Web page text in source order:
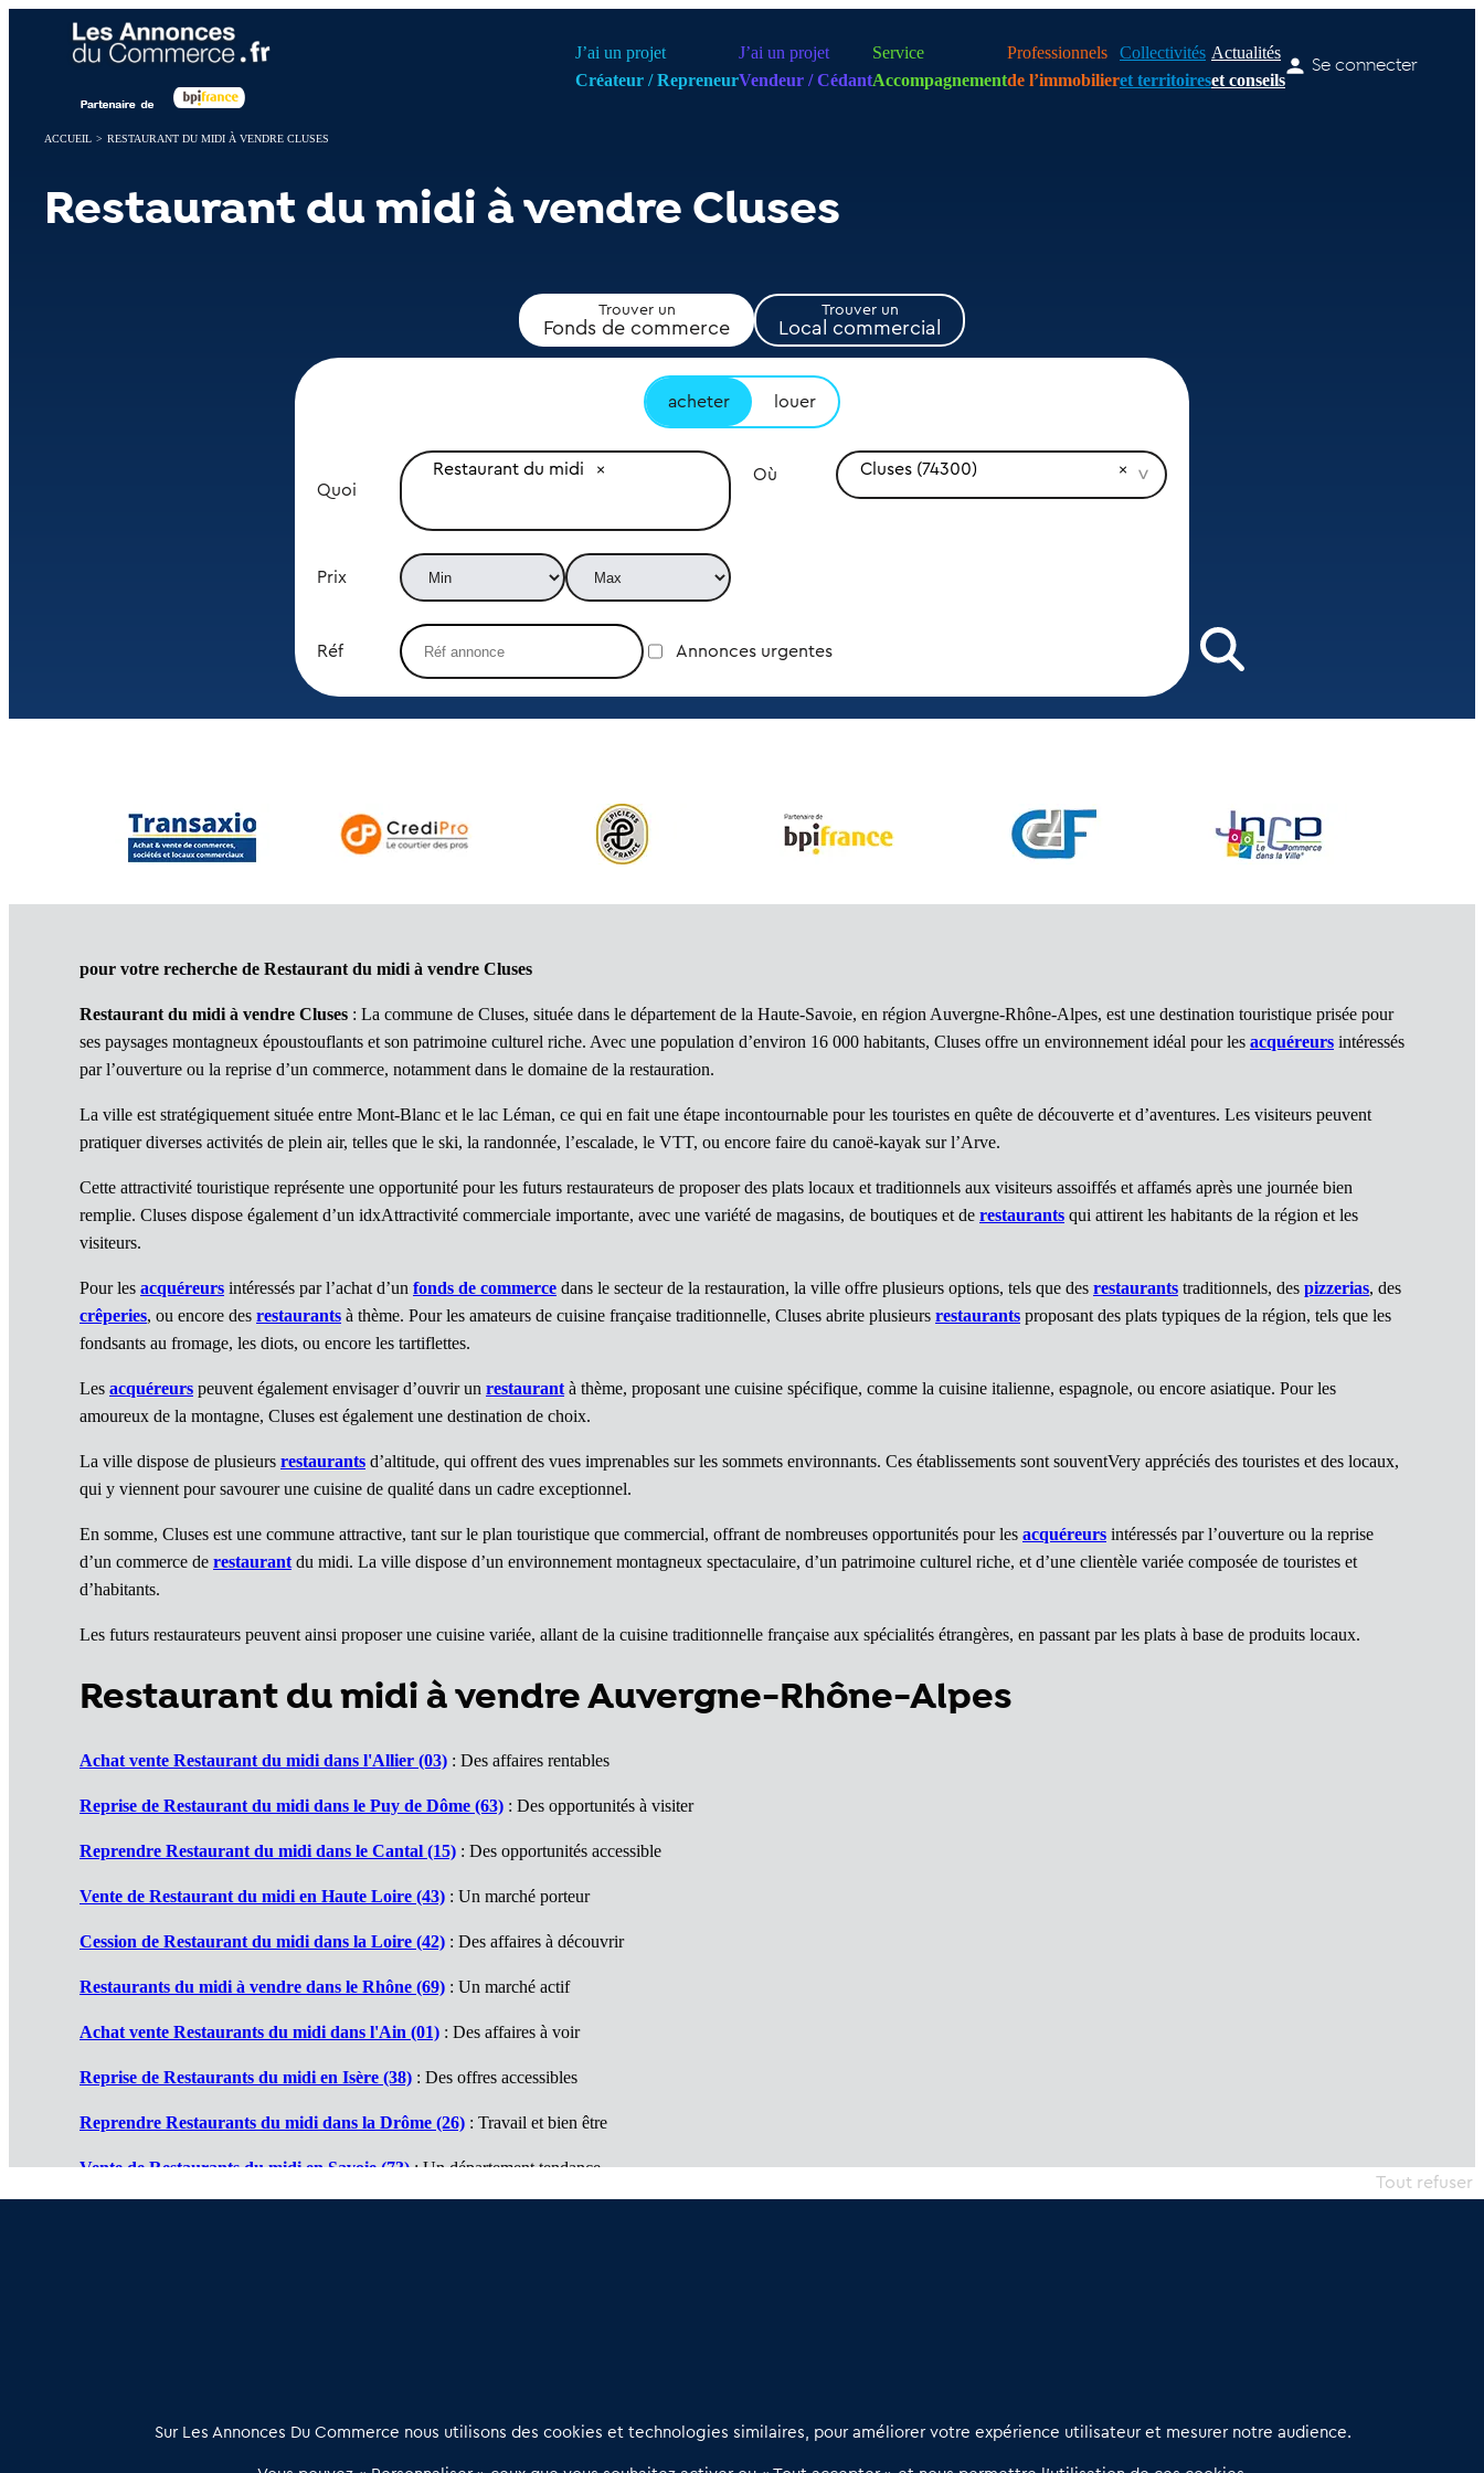
J’ai un projet
Créateur / Repreneur
J’ai un projet
Vendeur / Cédant
Service
Accompagnement
Professionnels
de l’immobilier
Collectivités
et territoires
Actualités
et conseils
Se connecter
ACCUEIL > RESTAURANT DU MIDI À VENDRE CLUSES
Restaurant du midi à vendre Cluses
Trouver un
Fonds de commerce
Trouver un
Local commercial
acheter louer
Quoi
Restaurant du midi Où Cluses (74300)
Prix
Réf Annonces urgentes
pour votre recherche de Restaurant du midi à vendre Cluses
Restaurant du midi à vendre Cluses : La commune de Cluses, située dans le département de la Haute-Savoie, en région Auvergne-Rhône-Alpes, est une destination touristique prisée pour
ses paysages montagneux époustouflants et son patrimoine culturel riche. Avec une population d’environ 16 000 habitants, Cluses offre un environnement idéal pour les acquéreurs intéressés
par l’ouverture ou la reprise d’un commerce, notamment dans le domaine de la restauration.
La ville est stratégiquement située entre Mont-Blanc et le lac Léman, ce qui en fait une étape incontournable pour les touristes en quête de découverte et d’aventures. Les visiteurs peuvent
pratiquer diverses activités de plein air, telles que le ski, la randonnée, l’escalade, le VTT, ou encore faire du canoë-kayak sur l’Arve.
Cette attractivité touristique représente une opportunité pour les futurs restaurateurs de proposer des plats locaux et traditionnels aux visiteurs assoiffés et affamés après une journée bien
remplie. Cluses dispose également d’un idxAttractivité commerciale importante, avec une variété de magasins, de boutiques et de restaurants qui attirent les habitants de la région et les
visiteurs.
Pour les acquéreurs intéressés par l’achat d’un fonds de commerce dans le secteur de la restauration, la ville offre plusieurs options, tels que des restaurants traditionnels, des pizzerias, des
crêperies, ou encore des restaurants à thème. Pour les amateurs de cuisine française traditionnelle, Cluses abrite plusieurs restaurants proposant des plats typiques de la région, tels que les
fondsants au fromage, les diots, ou encore les tartiflettes.
Les acquéreurs peuvent également envisager d’ouvrir un restaurant à thème, proposant une cuisine spécifique, comme la cuisine italienne, espagnole, ou encore asiatique. Pour les
amoureux de la montagne, Cluses est également une destination de choix.
La ville dispose de plusieurs restaurants d’altitude, qui offrent des vues imprenables sur les sommets environnants. Ces établissements sont souventVery appréciés des touristes et des locaux,
qui y viennent pour savourer une cuisine de qualité dans un cadre exceptionnel.
En somme, Cluses est une commune attractive, tant sur le plan touristique que commercial, offrant de nombreuses opportunités pour les acquéreurs intéressés par l’ouverture ou la reprise
d’un commerce de restaurant du midi. La ville dispose d’un environnement montagneux spectaculaire, d’un patrimoine culturel riche, et d’une clientèle variée composée de touristes et
d’habitants.
Les futurs restaurateurs peuvent ainsi proposer une cuisine variée, allant de la cuisine traditionnelle française aux spécialités étrangères, en passant par les plats à base de produits locaux.
Restaurant du midi à vendre Auvergne-Rhône-Alpes
Achat vente Restaurant du midi dans l'Allier (03) : Des affaires rentables
Reprise de Restaurant du midi dans le Puy de Dôme (63) : Des opportunités à visiter
Reprendre Restaurant du midi dans le Cantal (15) : Des opportunités accessible
Vente de Restaurant du midi en Haute Loire (43) : Un marché porteur
Cession de Restaurant du midi dans la Loire (42) : Des affaires à découvrir
Restaurants du midi à vendre dans le Rhône (69) : Un marché actif
Achat vente Restaurants du midi dans l'Ain (01) : Des affaires à voir
Reprise de Restaurants du midi en Isère (38) : Des offres accessibles
Reprendre Restaurants du midi dans la Drôme (26) : Travail et bien être
Vente de Restaurants du midi en Savoie (73): Un département tendance
02 54 56 03 17
Panneau de gestion des cookies
Sur Les Annonces Du Commerce nous utilisons des cookies et technologies similaires, pour améliorer votre expérience utilisateur et mesurer notre audience.
Tout refuser